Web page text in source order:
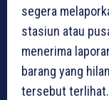
segera
stasiun atau
menerima
barang yang
tersebut terlihat.